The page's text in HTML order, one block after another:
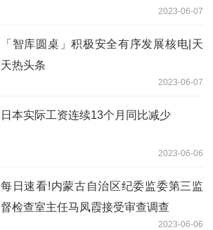
2023-06-07
「智库圆桌」积极安全有序发展核电|天
天热头条
2023-06-07
日本实际工资连续13个月同比减少
2023-06-06
每日速看!内蒙古自治区纪委监委第三监
督检查室主任马凤霞接受审查调查
2023-06-06